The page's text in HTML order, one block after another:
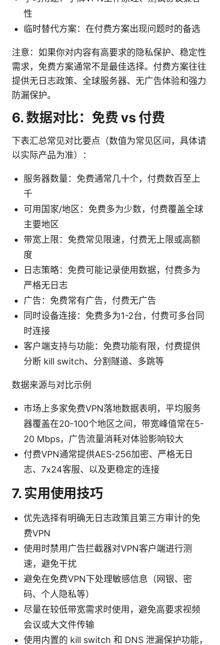
性
临时替代方案：在付费方案出现问题时的备选
注意：如果你对内容有高要求的隐私保护、稳定性
需求，免费方案通常不是最佳选择。付费方案往往
提供无日志政策、全球服务器、无广告体验和强力
防漏保护。
6. 数据对比：免费 vs 付费
下表汇总常见对比要点（数值为常见区间，具体请
以实际产品为准）：
服务器数量：免费通常几十个，付费数百至上
千
可用国家/地区：免费多为少数，付费覆盖全球
主要地区
带宽上限：免费常见限速，付费无上限或高额
度
日志策略：免费可能记录使用数据，付费多为
严格无日志
广告：免费常有广告，付费无广告
同时设备连接：免费多为1-2台，付费可多台同
时连接
客户端支持与功能：免费功能有限，付费提供
分断 kill switch、分割隧道、多跳等
数据来源与对比示例
市场上多家免费VPN落地数据表明，平均服务
器覆盖在20-100个地区之间，带宽峰值常在5-
20 Mbps，广告流量消耗对体验影响较大
付费VPN通常提供AES-256加密、严格无日
志、7x24客服、以及更稳定的连接
7. 实用使用技巧
优先选择有明确无日志政策且第三方审计的免
费VPN
使用时禁用广告拦截器对VPN客户端进行测
速，避免干扰
避免在免费VPN下处理敏感信息（网银、密
码、个人隐私等）
尽量在较低带宽需求时使用，避免高要求视频
会议或大文件传输
使用内置的 kill switch 和 DNS 泄漏保护功能，